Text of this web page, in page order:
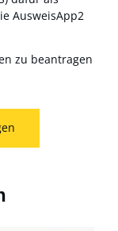
AusweisApp2
zu beantragen